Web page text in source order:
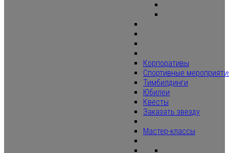
Корпоративы
Спортивные
Тимбилдинги
Юбилеи
Квесты
Заказать звезду
Мастер-классы